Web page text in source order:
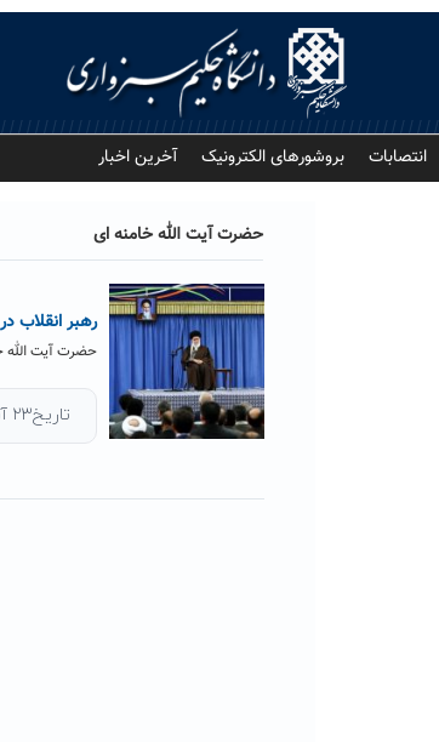
انتصابات بروشورهای الکترونیک آخرین اخبار
حضرت آیت الله خامنه ای
رهبر انقلاب
حضرت آیت الله
تاریخ۲۳ آبان ۱۳۹۴